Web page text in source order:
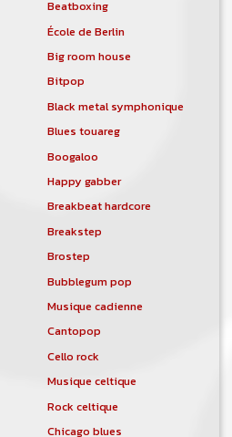
Beatboxing
École de Berlin
Big room house
Bitpop
Black metal symphonique
Blues touareg
Boogaloo
Happy gabber
Breakbeat hardcore
Breakstep
Brostep
Bubblegum pop
Musique cadienne
Cantopop
Cello rock
Musique celtique
Rock celtique
Chicago blues